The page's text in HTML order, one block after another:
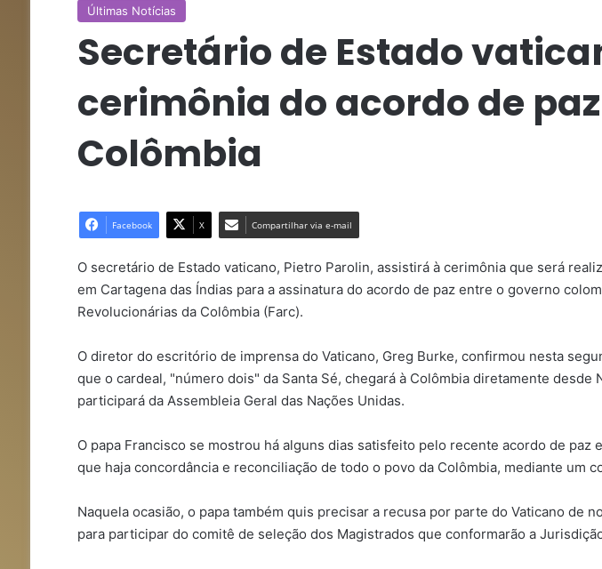
Últimas Notícias
Secretário de Estado
cerimônia do acordo de
Colômbia
Facebook X Compartilhar via e-mail
O secretário de Estado vaticano, Pietro Parolin, assistirá à cerimônia que será
em Cartagena das Índias para a assinatura do acordo de paz entre o governo
Revolucionárias da Colômbia (Farc).
O diretor do escritório de imprensa do Vaticano, Greg Burke, confirmou nesta
que o cardeal, "número dois" da Santa Sé, chegará à Colômbia diretamente desde
participará da Assembleia Geral das Nações Unidas.
O papa Francisco se mostrou há alguns dias satisfeito pelo recente acordo de paz
que haja concordância e reconciliação de todo o povo da Colômbia, mediante um
Naquela ocasião, o papa também quis precisar a recusa por parte do Vaticano de
para participar do comitê de seleção dos Magistrados que conformarão a